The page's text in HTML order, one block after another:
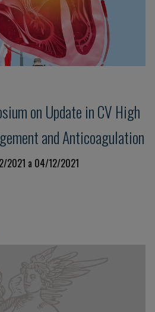
on Update in CV High
and Anticoagulation
2021 a 04/12/2021